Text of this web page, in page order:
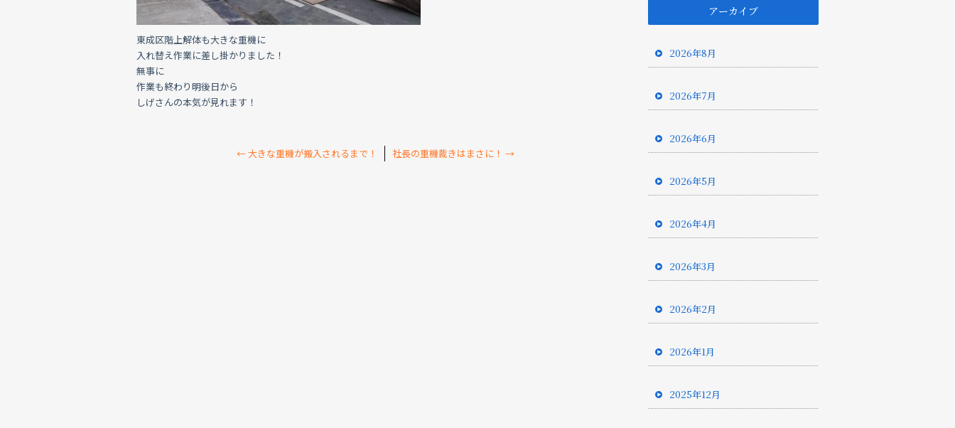
東成区階上解体も大きな重機に
入れ替え作業に差し掛かりました！
無事に
作業も終わり明後日から
しげさんの本気が見れます！
←大きな重機が搬入されるまで！ 社長の重機裁きはまさに！ →
アーカイブ
2026年8月
2026年7月
2026年6月
2026年5月
2026年4月
2026年3月
2026年2月
2026年1月
2025年12月